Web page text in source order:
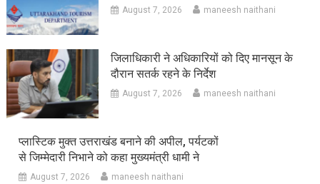
August 7, 2026 maneesh naithani
जिलाधिकारी ने अधिकारियों को दिए मानसून के
दौरान सतर्क रहने के निर्देश
August 7, 2026 maneesh naithani
प्लास्टिक मुक्त उत्तराखंड बनाने की अपील, पर्यटकों
से जिम्मेदारी निभाने को कहा मुख्यमंत्री धामी ने
August 7, 2026 maneesh naithani